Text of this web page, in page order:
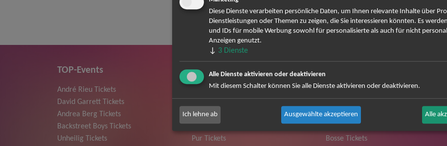
GIANNAGOLD
TOP-Events
André Rieu Tickets
David Garrett Tickets
Andrea Berg Tickets
Backstreet Boys Tickets
Unheilig Tickets
Herbert Grönemeyer Tickets
Howard Carpendale Tickets
Jan Delay & Disko No.1 Tickets
Pur Tickets
Judas Priest Tickets
Silbermond Tickets
Trailerpark & Friends Tickets
Bosse Tickets
Diese Dienste verarbeiten persönliche Daten, um Ihnen relevante Inhalte über
Dienstleistungen oder Themen zu zeigen, die Sie interessieren könnten. Es
und IDs für mobile Werbung sowohl für personalisierte als auch für nicht
Anzeigen genutzt.
↓ 3 Dienste
Alle Dienste aktivieren oder deaktivieren
Mit diesem Schalter können Sie alle Dienste aktivieren oder deaktivieren.
Ich lehne ab Ausgewählte akzeptieren Alle